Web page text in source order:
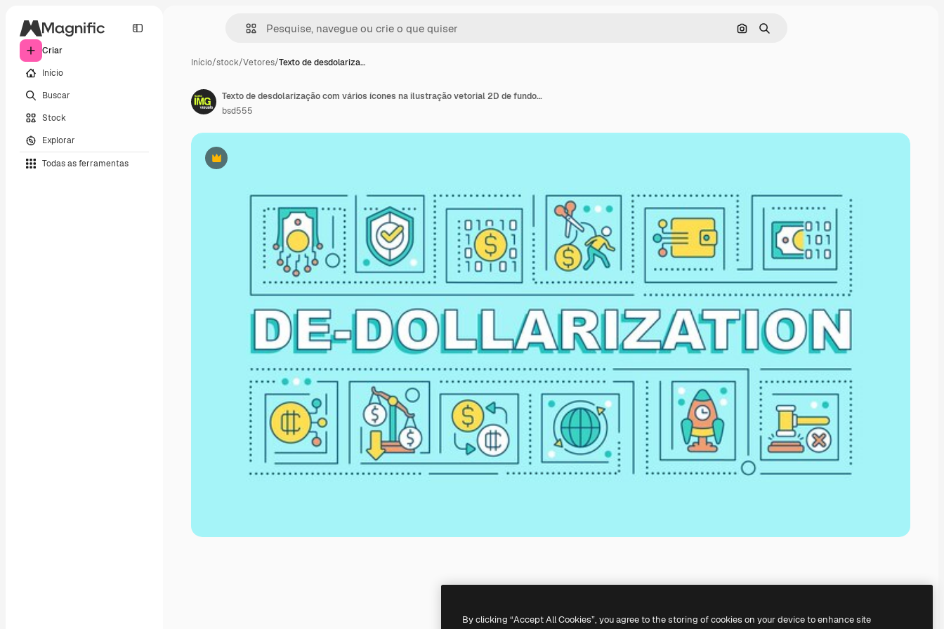
Criar
Início
Buscar
Stock
Explorar
Todas as ferramentas
Pesquisar por imagem
Buscar
Início/stock/Vetores/Texto de desdolariza…
Premium
Texto de desdolarização com vários ícones na ilustração vetorial 2D de fundo monocromático azul
bsd555
By clicking “Accept All Cookies”, you agree to the storing of cookies on your device to enhance site